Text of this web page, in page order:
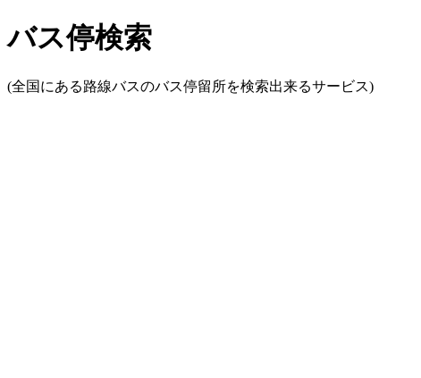
バス停検索
(全国にある路線バスのバス停留所を検索出来るサービス)